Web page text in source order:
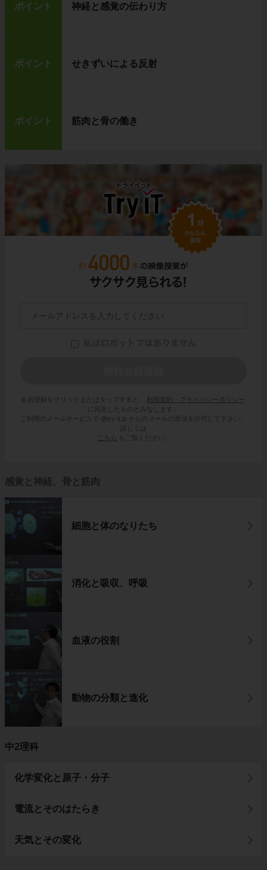
ポイント 神経と感覚の伝わり方
ポイント せきずいによる反射
ポイント 筋肉と骨の働き
会員登録をクリックまたはタップすると、
利用規約・プライバシーポリシー
に同意したものとみなします。
ご利用のメールサービスで @try-it.jp からのメールの受信を許可して下さい。
詳しくは
こちら
をご覧ください。
感覚と神経、骨と筋肉
細胞と体のなりたち
消化と吸収、呼吸
血液の役割
動物の分類と進化
中2理科
化学変化と原子・分子
電流とそのはたらき
天気とその変化